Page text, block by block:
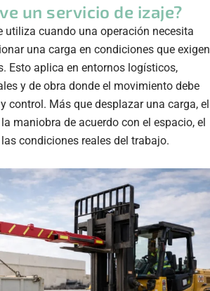
un servicio de izaje?
utiliza cuando una operación necesita
una carga en condiciones que exigen
Esto aplica en entornos logísticos,
y de obra donde el movimiento debe
control. Más que desplazar una carga, el
maniobra de acuerdo con el espacio, el
condiciones reales del trabajo.